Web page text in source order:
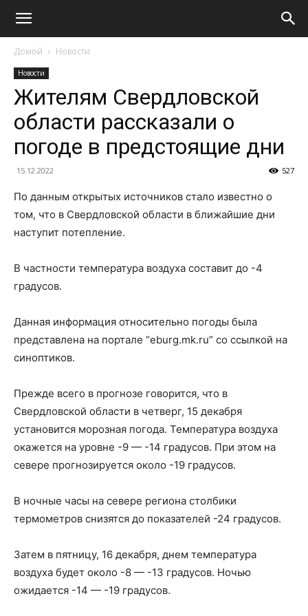
Домой Новости
Новости
Жителям Свердловской
области рассказали о
погоде в предстоящие дни
15.12.2022 527
По данным открытых источников стало известно о
том, что в Свердловской области в ближайшие дни
наступит потепление.
В частности температура воздуха составит до -4
градусов.
Данная информация относительно погоды была
представлена на портале “eburg.mk.ru” со ссылкой на
синоптиков.
Прежде всего в прогнозе говорится, что в
Свердловской области в четверг, 15 декабря
установится морозная погода. Температура воздуха
окажется на уровне -9 — -14 градусов. При этом на
севере прогнозируется около -19 градусов.
В ночные часы на севере региона столбики
термометров снизятся до показателей -24 градусов.
Затем в пятницу, 16 декабря, днем температура
воздуха будет около -8 — -13 градусов. Ночью
ожидается -14 — -19 градусов.